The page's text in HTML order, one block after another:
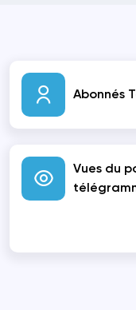
Abonnés
Vues du